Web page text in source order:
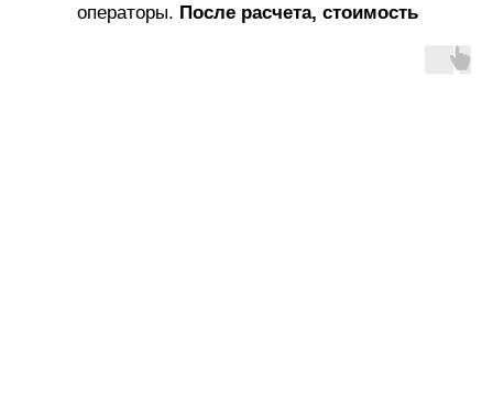
операторы. После расчета, стоимость